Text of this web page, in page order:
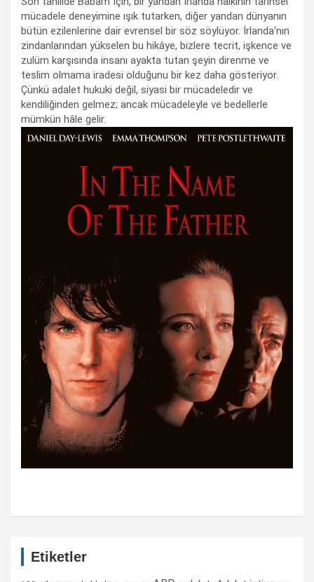
mücadele deneyimine ışık tutarken, diğer yandan dünyanın
bütün ezilenlerine dair evrensel bir söz söylüyor. İrlanda'nın
zindanlarından yükselen bu hikâye, bizlere tecrit, işkence ve
zulüm karşısında insanı ayakta tutan şeyin direnme ve
teslim olmama iradesi olduğunu bir kez daha gösteriyor.
Çünkü adalet hukuki değil, siyasi bir mücadeledir ve
kendiliğinden gelmez; ancak mücadeleyle ve bedellerle
mümkün hâle gelir.
Etiketler